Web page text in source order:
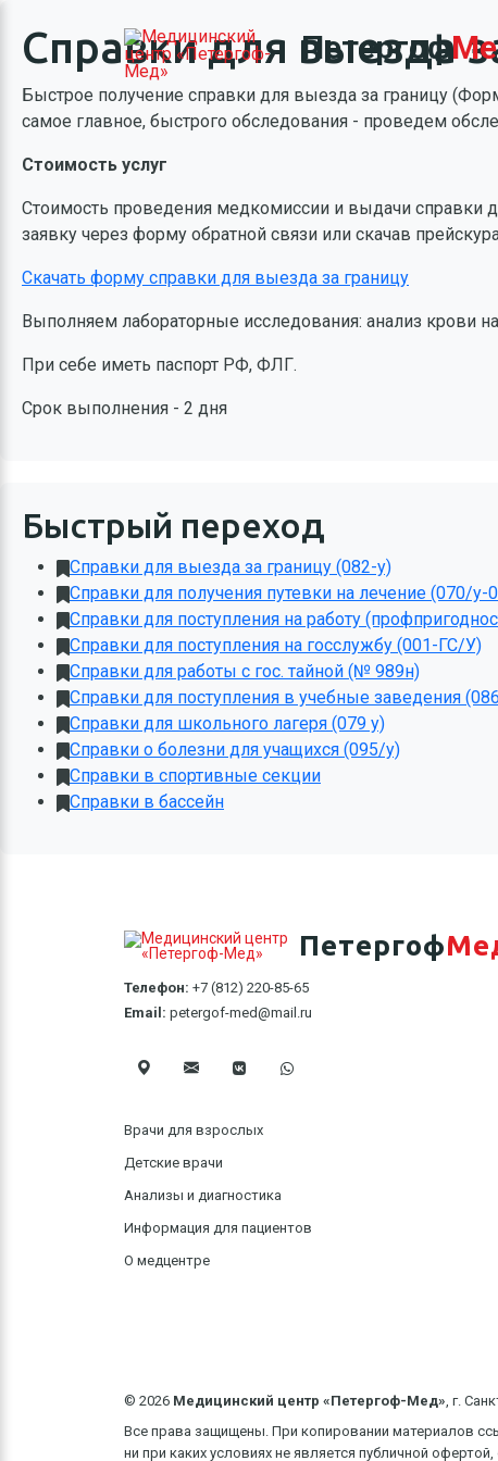
Петергоф
Справки для выезда
Быстрое получение справки для выезда за границу
самое главное, быстрого обследования - проведем
Стоимость услуг
Стоимость проведения медкомиссии и выдачи справки
заявку через форму обратной связи или скачав
Скачать форму справки для выезда за границу
Выполняем лабораторные исследования: анализ крови
При себе иметь паспорт РФ, ФЛГ.
Срок выполнения - 2 дня
Быстрый переход
Справки для выезда за границу (082-у)
Справки для получения путевки на лечение (070/у-
Справки для поступления на работу
Справки для поступления на госслужбу (001-ГС/У)
Справки для работы с гос. тайной (№ 989н)
Справки для поступления в учебные заведения
Справки для школьного лагеря (079 у)
Справки о болезни для учащихся (095/у)
Справки в спортивные секции
Справки в бассейн
Петергоф
Телефон: +7 (812) 220-85-65
Email: petergof-med@mail.ru
Врачи для взрослых
Детские врачи
Анализы и диагностика
Информация для пациентов
О медцентре
© 2026 Медицинский центр «Петергоф-Мед», г.
Все права защищены. При копировании материалов
ни при каких условиях не является публичной